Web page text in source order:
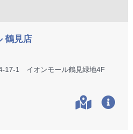
鶴見店
17-1 イオンモール鶴見緑地4F